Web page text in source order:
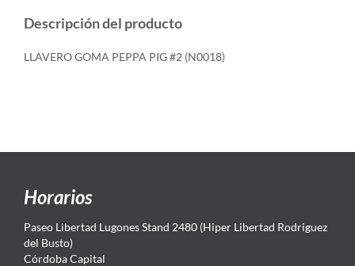
Descripción del producto
LLAVERO GOMA PEPPA PIG #2 (N0018)
Horarios
Paseo Libertad Lugones Stand 2480 (Hiper Libertad Rodriguez
del Busto)
Córdoba Capital